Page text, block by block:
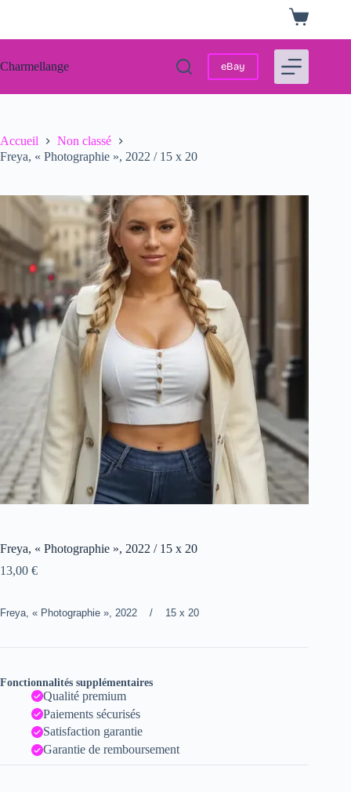
Panier
d’achat
Charmellange eBay
Accueil
Non classé
Freya, « Photographie », 2022 / 15 x 20
Freya, « Photographie », 2022 / 15 x 20
13,00 €
Freya, « Photographie », 2022 / 15 x 20
Fonctionnalités supplémentaires
Qualité premium
Paiements sécurisés
Satisfaction garantie
Garantie de remboursement